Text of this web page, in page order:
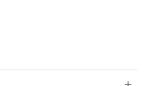
をダウンロードするこ
開していない機種